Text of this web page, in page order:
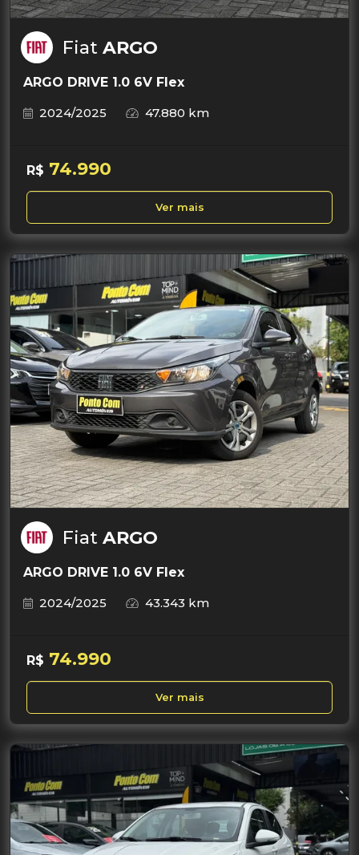
Fiat ARGO
ARGO DRIVE 1.0 6V Flex
2024/2025
47.880 km
R$ 74.990
Ver mais
Fiat ARGO
ARGO DRIVE 1.0 6V Flex
2024/2025
43.343 km
R$ 74.990
Ver mais